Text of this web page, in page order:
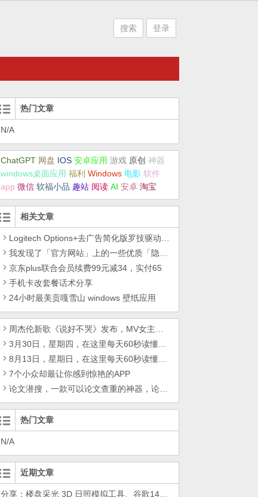
搜索 登录
热门文章
N/A
ChatGPT 网盘 IOS 安卓应用 游戏 原创 神器
windows桌面应用 福利 Windows 电影 软件
app 微信 软福小品 趣站 阅读 AI 安卓 淘宝
相关文章
Logitech Options+去广告简化版罗技驱动精简瘦身Logitech Options+ 小工具
我发现了「官方网站」上的一些优质「隐藏资源」
京东plus联合会员续费99元减34，实付65
手机卡改套餐话术分享
24小时最美贡嘎雪山 windows 壁纸应用
周杰伦新歌《说好不哭》发布，MV女主角三吉彩花吸睛
3月30日，星期四，在这里每天60秒读懂世界！
8月13日，星期日，在这里每天60秒读懂世界！
7个小众却最让你感到惊艳的APP
论文潜搜，一款可以论文查重的神器，论文照妖镜 V20190522
热门文章
N/A
近期文章